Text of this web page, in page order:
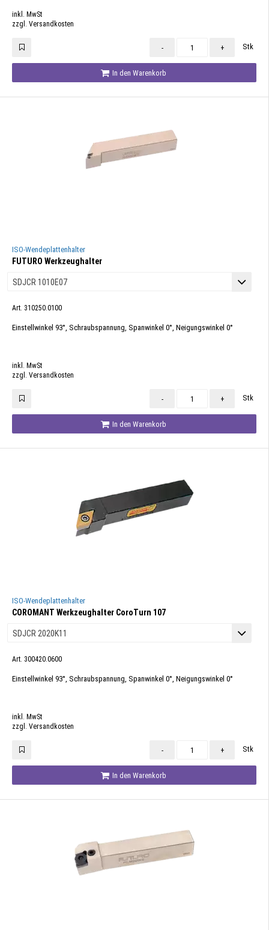
inkl. MwSt
zzgl. Versandkosten
- + Stk
In den Warenkorb
ISO-Wendeplattenhalter
FUTURO Werkzeughalter
Art. 310250.0100
Einstellwinkel 93°, Schraubspannung, Spanwinkel 0°, Neigungswinkel 0°
inkl. MwSt
zzgl. Versandkosten
- + Stk
In den Warenkorb
ISO-Wendeplattenhalter
COROMANT Werkzeughalter CoroTurn 107
Art. 300420.0600
Einstellwinkel 93°, Schraubspannung, Spanwinkel 0°, Neigungswinkel 0°
inkl. MwSt
zzgl. Versandkosten
- + Stk
In den Warenkorb